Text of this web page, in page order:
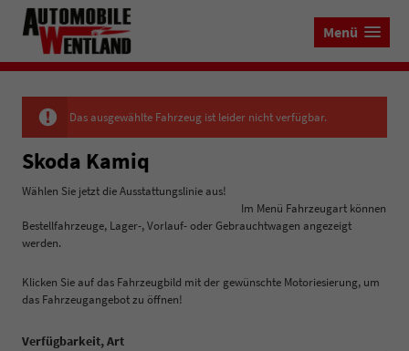
Menü
Das ausgewählte Fahrzeug ist leider nicht verfügbar.
Skoda Kamiq
Wählen Sie jetzt die Ausstattungslinie aus!
Im Menü Fahrzeugart können
Bestellfahrzeuge, Lager-, Vorlauf- oder Gebrauchtwagen angezeigt
werden.
Klicken Sie auf das Fahrzeugbild mit der gewünschte Motoriesierung, um
das Fahrzeugangebot zu öffnen!
Verfügbarkeit, Art